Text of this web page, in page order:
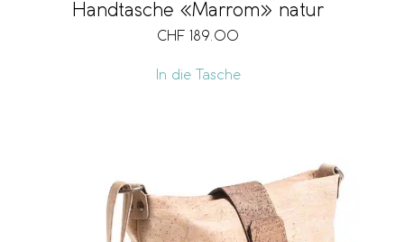
Handtasche «Marrom» natur
CHF 189.00
In die Tasche